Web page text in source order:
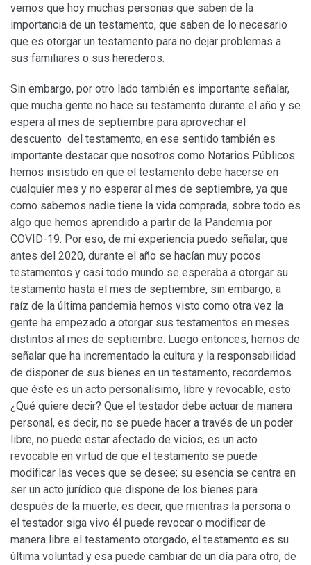
vemos que hoy muchas personas que saben de la
importancia de un testamento, que saben de lo necesario
que es otorgar un testamento para no dejar problemas a
sus familiares o sus herederos.
Sin embargo, por otro lado también es importante señalar,
que mucha gente no hace su testamento durante el año y se
espera al mes de septiembre para aprovechar el
descuento del testamento, en ese sentido también es
importante destacar que nosotros como Notarios Públicos
hemos insistido en que el testamento debe hacerse en
cualquier mes y no esperar al mes de septiembre, ya que
como sabemos nadie tiene la vida comprada, sobre todo es
algo que hemos aprendido a partir de la Pandemia por
COVID-19. Por eso, de mi experiencia puedo señalar, que
antes del 2020, durante el año se hacían muy pocos
testamentos y casi todo mundo se esperaba a otorgar su
testamento hasta el mes de septiembre, sin embargo, a
raíz de la última pandemia hemos visto como otra vez la
gente ha empezado a otorgar sus testamentos en meses
distintos al mes de septiembre. Luego entonces, hemos de
señalar que ha incrementado la cultura y la responsabilidad
de disponer de sus bienes en un testamento, recordemos
que éste es un acto personalísimo, libre y revocable, esto
¿Qué quiere decir? Que el testador debe actuar de manera
personal, es decir, no se puede hacer a través de un poder
libre, no puede estar afectado de vicios, es un acto
revocable en virtud de que el testamento se puede
modificar las veces que se desee; su esencia se centra en
ser un acto jurídico que dispone de los bienes para
después de la muerte, es decir, que mientras la persona o
el testador siga vivo él puede revocar o modificar de
manera libre el testamento otorgado, el testamento es su
última voluntad y esa puede cambiar de un día para otro, de